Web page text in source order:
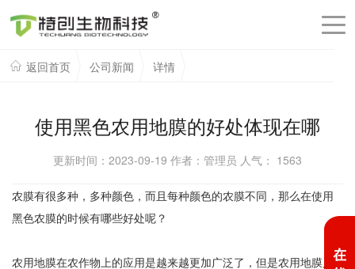
返回首页 公司新闻 详情
使用黑色农用地膜的好处体现在哪
更新时间：2023-09-19 作者：管理员 人气： 1563
农膜有很多种，多种颜色，而且每种颜色的农膜不同，那么在使用
黑色农膜的时候有哪些好处呢？
农用地膜在农作物上的应用是越来越更加广泛了，但是农用地膜又